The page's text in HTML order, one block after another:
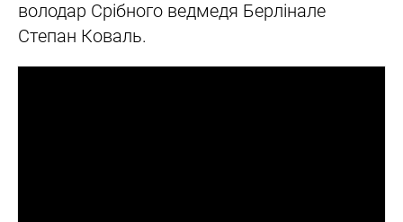
володар Срібного ведмедя Берлінале
Степан Коваль.